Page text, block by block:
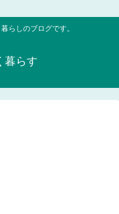
らしのブログです。
らす